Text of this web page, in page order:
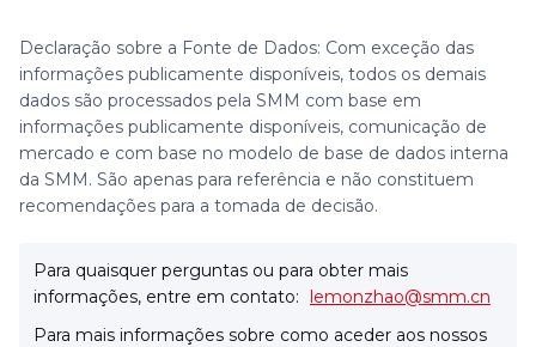
Declaração sobre a Fonte de Dados: Com exceção das
informações publicamente disponíveis, todos os demais
dados são processados pela SMM com base em
informações publicamente disponíveis, comunicação de
mercado e com base no modelo de base de dados interna
da SMM. São apenas para referência e não constituem
recomendações para a tomada de decisão.
Para quaisquer perguntas ou para obter mais
informações, entre em contato: lemonzhao@smm.cn
Para mais informações sobre como aceder aos nossos